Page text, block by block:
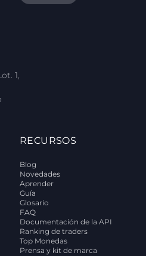
1,
RECURSOS
Blog
Novedades
Aprender
Guía
Glosario
FAQ
Documentación de la API
Ranking de traders
Top Monedas
Prensa y kit de marca